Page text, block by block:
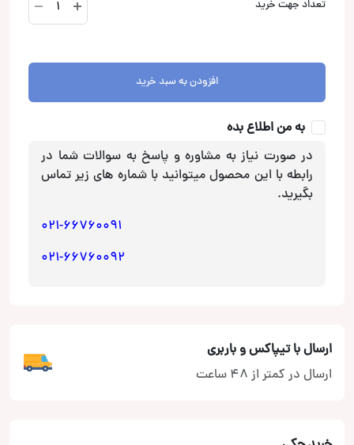
تعداد جهت خرید
جلو
افزودن به سبد خرید
به من اطلاع بده
در صورت نیاز به مشاوره و پاسخ به سوالات شما در
رابطه با این محصول میتوانید با شماره های زیر تماس
بگیرید.
021-66760091
021-66760092
ارسال با تیپاکس و باربری
ارسال در کمتر از 48 ساعت